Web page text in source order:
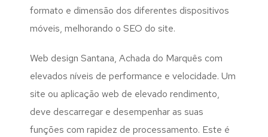
formato e dimensão dos diferentes dispositivos
móveis, melhorando o SEO do site.
Web design Santana, Achada do Marquês com
elevados níveis de performance e velocidade. Um
site ou aplicação web de elevado rendimento,
deve descarregar e desempenhar as suas
funções com rapidez de processamento. Este é